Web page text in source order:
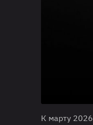
К марту